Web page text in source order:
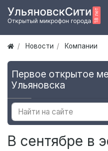
Новости Компании
Первое открытое
Ульяновска
В сентябре в